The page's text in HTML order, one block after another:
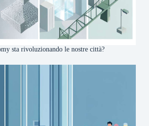
sta rivoluzionando le nostre città?